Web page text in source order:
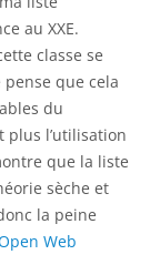
au XXE.
classe se
que cela
du
l’utilisation
que la liste
sèche et
la peine
Web